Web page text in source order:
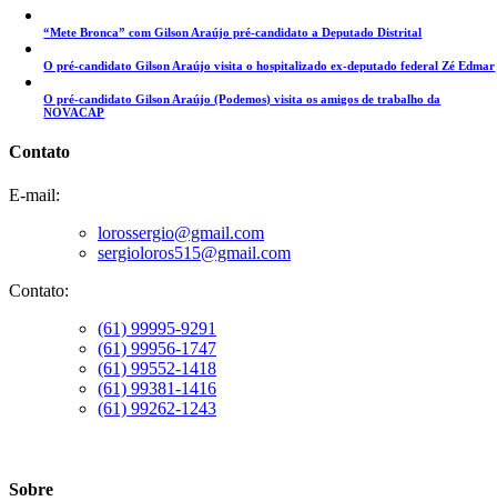
“Mete Bronca” com Gilson Araújo pré-candidato a Deputado Distrital
O pré-candidato Gilson Araújo visita o hospitalizado ex-deputado federal Zé Edmar
O pré-candidato Gilson Araújo (Podemos) visita os amigos de trabalho da
NOVACAP
Contato
E-mail:
lorossergio@gmail.com
sergioloros515@gmail.com
Contato:
(61) 99995-9291
(61) 99956-1747
(61) 99552-1418
(61) 99381-1416
(61) 99262-1243
Sobre